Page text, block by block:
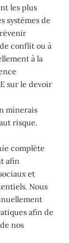
les plus
systèmes de
conflit ou à
à la
sur le devoir
minerais
risque.
complète
afin
et
Nous
afin de
nos